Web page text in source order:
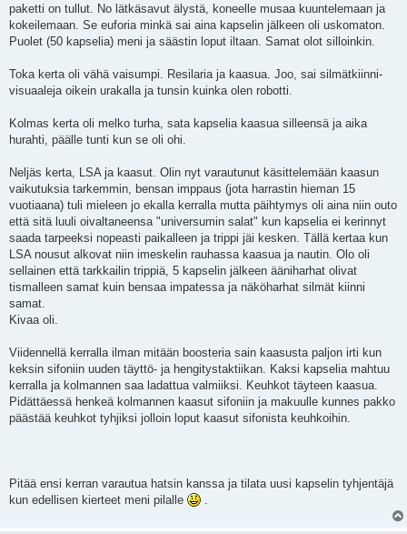
paketti on tullut. No lätkäsavut älystä, koneelle musaa kuuntelemaan ja
kokeilemaan. Se euforia minkä sai aina kapselin jälkeen oli uskomaton.
Puolet (50 kapselia) meni ja säästin loput iltaan. Samat olot silloinkin.
Toka kerta oli vähä vaisumpi. Resilaria ja kaasua. Joo, sai silmätkiinni-
visuaaleja oikein urakalla ja tunsin kuinka olen robotti.
Kolmas kerta oli melko turha, sata kapselia kaasua silleensä ja aika
hurahti, päälle tunti kun se oli ohi.
Neljäs kerta, LSA ja kaasut. Olin nyt varautunut käsittelemään kaasun
vaikutuksia tarkemmin, bensan imppaus (jota harrastin hieman 15
vuotiaana) tuli mieleen jo ekalla kerralla mutta päihtymys oli aina niin outo
että sitä luuli oivaltaneensa "universumin salat" kun kapselia ei kerinnyt
saada tarpeeksi nopeasti paikalleen ja trippi jäi kesken. Tällä kertaa kun
LSA nousut alkovat niin imeskelin rauhassa kaasua ja nautin. Olo oli
sellainen että tarkkailin trippiä, 5 kapselin jälkeen ääniharhat olivat
tismalleen samat kuin bensaa impatessa ja näköharhat silmät kiinni
samat.
Kivaa oli.
Viidennellä kerralla ilman mitään boosteria sain kaasusta paljon irti kun
keksin sifoniin uuden täyttö- ja hengitystaktiikan. Kaksi kapselia mahtuu
kerralla ja kolmannen saa ladattua valmiiksi. Keuhkot täyteen kaasua.
Pidättäessä henkeä kolmannen kaasut sifoniin ja makuulle kunnes pakko
päästää keuhkot tyhjiksi jolloin loput kaasut sifonista keuhkoihin.
Pitää ensi kerran varautua hatsin kanssa ja tilata uusi kapselin tyhjentäjä
kun edellisen kierteet meni pilalle